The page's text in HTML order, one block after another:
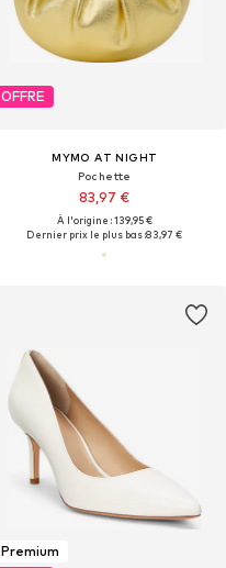
OFFRE
MYMO AT NIGHT
Pochette
83,97 €
À l'origine : 139,95 €
Dernier prix le plus bas :83,97 €
Premium